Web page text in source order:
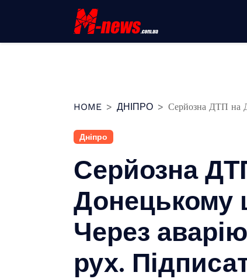
HOME ДНІПРО Серйозна ДТП на
Дніпро
Серйозна
Донецькому
Через
рух.